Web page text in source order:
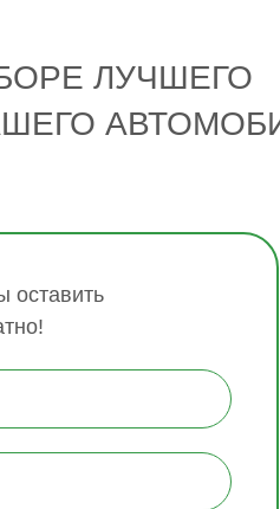
ЛУЧШЕГО
оставить